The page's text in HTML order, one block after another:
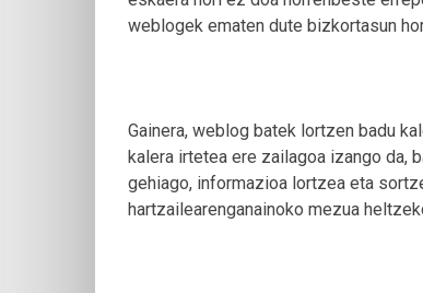
weblogek ematen dute bizkortasun
Gainera, weblog batek lortzen badu
kalera irtetea ere zailagoa izango da,
gehiago, informazioa lortzea eta
hartzailearenganainoko mezua